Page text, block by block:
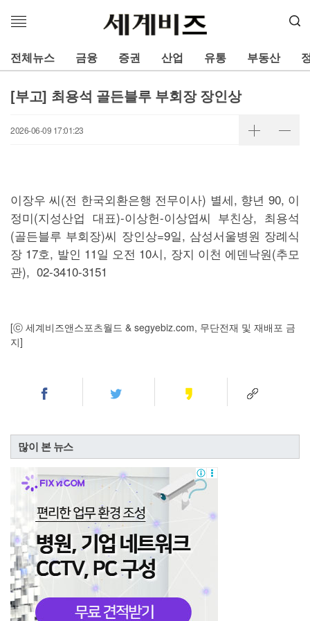
메
열
기
전체뉴스 금융 증권 산업 유통 부동산
[부고] 최용석 골든블루 부회장 장인상
2026-06-09 17:01:23
이장우 씨(전 한국외환은행 전무이사) 별세, 향년 90, 이
정미(지성산업 대표)-이상헌-이상엽씨 부친상, 최용석
(골든블루 부회장)씨 장인상=9일, 삼성서울병원 장례식
장 17호, 발인 11일 오전 10시, 장지 이천 에덴낙원(추모
관), 02-3410-3151
[ⓒ 세계비즈앤스포츠월드 & segyebiz.com, 무단전재 및 재배포 금
지]
많이 본 뉴스